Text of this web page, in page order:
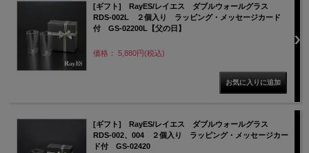
[ギフト] RayES/レイエス ダブルウォールグラス
RDS-002L ２個入り ラッピング・メッセージカード
付 GS-02200L【父の日】
価格： 5,880円(税込)
[ギフト] RayES/レイエス ダブルウォールグラス
RDS-002、004 ２個入り ラッピング・メッセージカー
ド付 GS-02420